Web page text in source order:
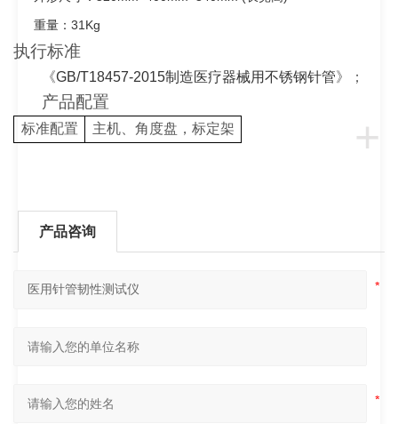
重量： 31Kg
执行标准
《GB/T18457-2015制造医疗器械用不锈钢针管》；
产品配置
+
标准配置 主机、角度盘，标定架
产品咨询